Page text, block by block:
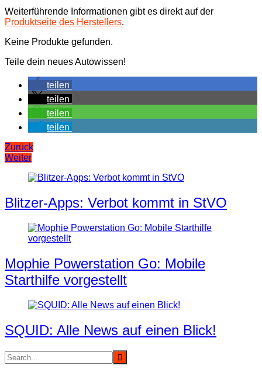
Weiterführende Informationen gibt es direkt auf der
Produktseite des Herstellers.
Keine Produkte gefunden.
Teile dein neues Autowissen!
teilen
teilen
teilen
teilen
Beitragsnavigation
Zurück
Weiter
Blitzer-Apps: Verbot kommt in StVO
Mophie Powerstation Go: Mobile
Starthilfe vorgestellt
SQUID: Alle News auf einen Blick!